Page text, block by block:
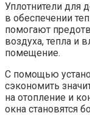
Уплотнители для
в обеспечении
помогают
воздуха, тепла и
помещение.​
С помощью
сэкономить
на отопление и
окна становятся